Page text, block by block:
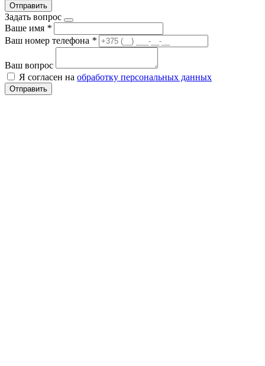
Отправить
Задать вопрос
Ваше имя *
Ваш номер телефона *
Ваш вопрос
Я согласен на обработку персональных данных
Отправить